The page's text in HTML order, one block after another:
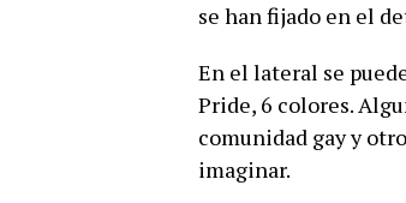
se han fijado en el
En el lateral se
Pride, 6 colores.
comunidad gay y
imaginar.